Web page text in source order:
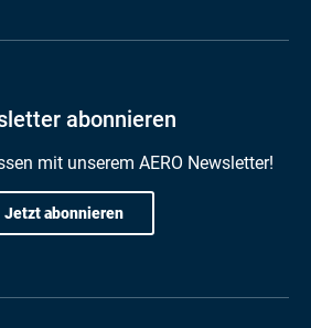
abonnieren
mit unserem AERO Newsletter!
Jetzt abonnieren